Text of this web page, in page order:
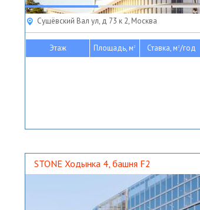
Сущёвский Вал ул, д 73 к 2, Москва
Этаж Площадь, м2 Ставка, м2/год
STONE Ходынка 4, башня F2